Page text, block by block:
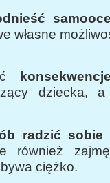
własne
dziecka, a
radzić sobie
również
ciężko.